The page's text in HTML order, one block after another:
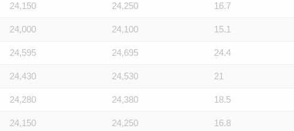
24,150 24,250 16.7
24,000 24,100 15.1
24,595 24,695 24.4
24,430 24,530 21
24,280 24,380 18.5
24,150 24,250 16.8